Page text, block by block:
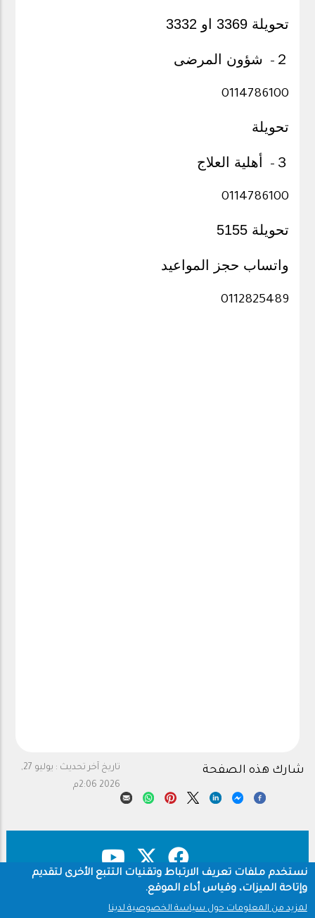
تحويلة 3369 او 3332
２
- شؤون المرضى
0114786100
تحويلة
３
- أهلية العلاج
0114786100
تحويلة 5155
واتساب حجز المواعيد
0112825489
تاريخ آخر تحديث :
يوليو 27,
2026 2:06م
شارك هذه الصفحة
Footer
نستخدم ملفات تعريف الارتباط وتقنيات التتبع الأخرى لتقديم
وإتاحة الميزات، وقياس أداء الموقع.
لمزيد من المعلومات حول سياسة الخصوصية لدينا